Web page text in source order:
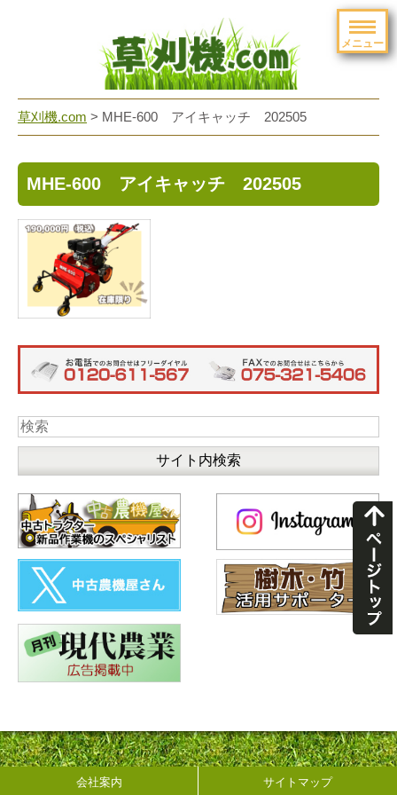
メニュー
草刈機.com > MHE-600 アイキャッチ 202505
MHE-600 アイキャッチ 202505
会社案内 サイトマップ